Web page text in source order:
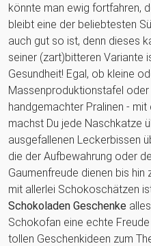
könnte man ewig fortfahren,
bleibt eine der beliebtesten
auch gut so ist, denn dieses
seiner (zart)bitteren Variante
Gesundheit! Egal, ob kleine
Massenproduktionstafel
handgemachter Pralinen -
machst Du jede Naschkatze
ausgefallenen Leckerbissen
die der Aufbewahrung oder
Gaumenfreude dienen bis
mit allerlei Schokoschätzen
Schokoladen Geschenke
Schokofan eine echte
tollen Geschenkideen zum